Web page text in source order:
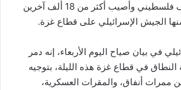
وقتل أكثر من 5 آلاف فلسطيني وأصيب أكثر من 18 ألف آخرين
الجيش الإسرائيلي على قطاع غزة.
في بيان صياح اليوم الأربعاء، إنه دمر
في قطاع غزة هذه الليلة، بتوجيه
ممرات أنفاق، والمقرات العسكرية،